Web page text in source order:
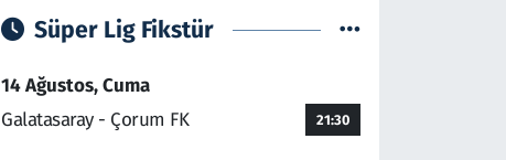
Süper Lig Fikstür
14 Ağustos, Cuma
Galatasaray - Çorum FK
21:30